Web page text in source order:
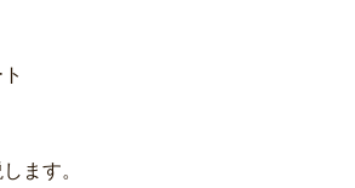
ます。